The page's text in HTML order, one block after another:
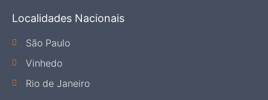
Localidades Nacionais
São Paulo
Vinhedo
Rio de Janeiro